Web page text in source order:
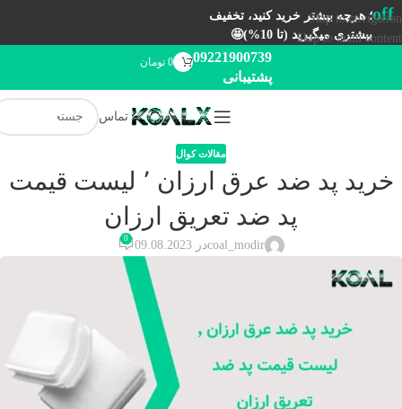
Skip to navigation
Skip to main content
off؛ هرچه بیشتر خرید کنید، تخفیف
بیشتری میگیرید (تا 10%)🤩
09221900739
پشتیبانی
0 تومان
تماس
مقالات کوال
خرید پد ضد عرق ارزان ٬ لیست قیمت
پد ضد تعریق ارزان
coal_modirدر 09.08.2023 0